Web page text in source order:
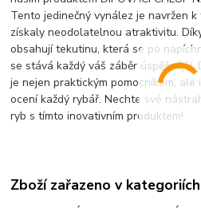
Tento jedinečný vynález je navržen
získaly neodolatelnou atraktivitu.
obsahují tekutinu, která se po
se stává každý váš záběr
je nejen praktickým pomocníkem,
ocení každý rybář. Nechte své
ryb s tímto inovativním produktem!
Zboží zařazeno v kategoriích